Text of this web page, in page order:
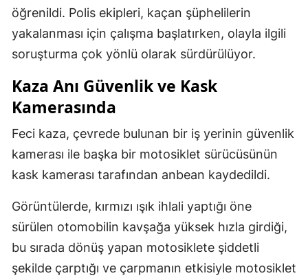
öğrenildi. Polis ekipleri, kaçan şüphelilerin
yakalanması için çalışma başlatırken, olayla ilgili
soruşturma çok yönlü olarak sürdürülüyor.
Kaza Anı Güvenlik ve Kask
Kamerasında
Feci kaza, çevrede bulunan bir iş yerinin güvenlik
kamerası ile başka bir motosiklet sürücüsünün
kask kamerası tarafından anbean kaydedildi.
Görüntülerde, kırmızı ışık ihlali yaptığı öne
sürülen otomobilin kavşağa yüksek hızla girdiği,
bu sırada dönüş yapan motosiklete şiddetli
şekilde çarptığı ve çarpmanın etkisiyle motosiklet